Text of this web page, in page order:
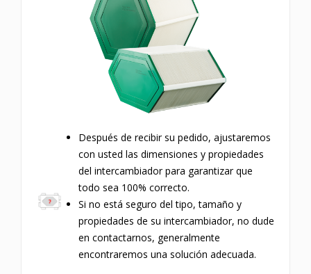
Después de recibir su pedido, ajustaremos
con usted las dimensiones y propiedades
del intercambiador para garantizar que
todo sea 100% correcto.
Si no está seguro del tipo, tamaño y
propiedades de su intercambiador, no dude
en contactarnos, generalmente
encontraremos una solución adecuada.